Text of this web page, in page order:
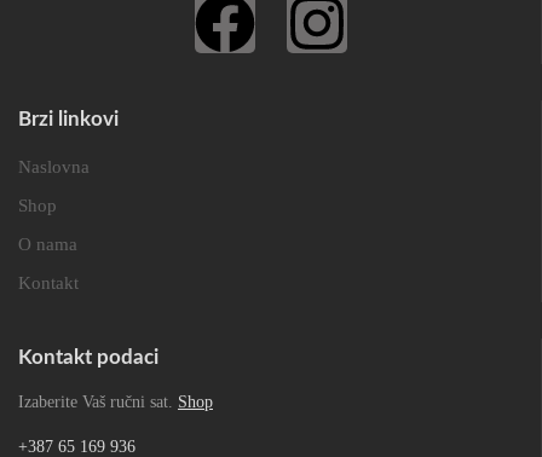
Brzi linkovi
Naslovna
Shop
O nama
Kontakt
Kontakt podaci
Izaberite Vaš ručni sat. Shop
+387 65 169 936